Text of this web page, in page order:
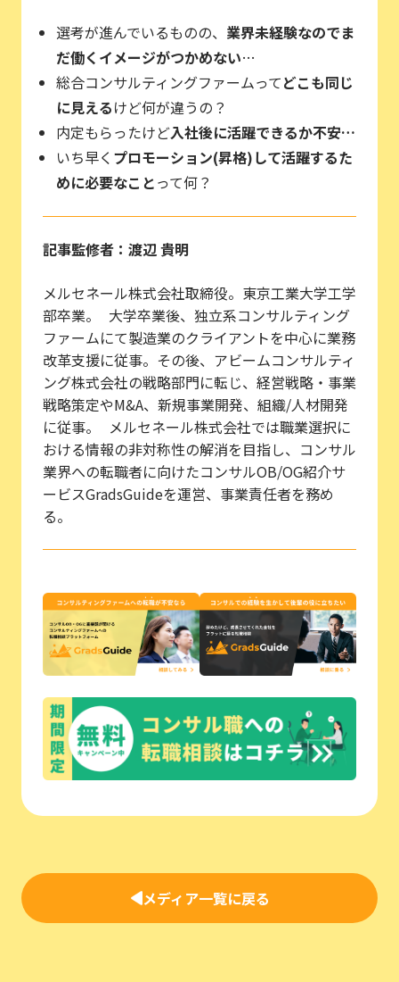
選考が進んでいるものの、 業界未経験なのでま
だ働くイメージがつかめない…
総合コンサルティングファームってどこも同じ
に見えるけど何が違うの？
内定もらったけど入社後に活躍できるか不安…
いち早く プロモーション(昇格)して活躍するた
めに必要なことって何？
記事監修者：渡辺 貴明
メルセネール株式会社取締役。東京工業大学工学
部卒業。 大学卒業後、独立系コンサルティング
ファームにて製造業のクライアントを中心に業務
改革支援に従事。その後、アビームコンサルティ
ング株式会社の戦略部門に転じ、経営戦略・事業
戦略策定やM&A、新規事業開発、組織/人材開発
に従事。 メルセネール株式会社では職業選択に
おける情報の非対称性の解消を目指し、コンサル
業界への転職者に向けたコンサルOB/OG紹介サ
ービスGradsGuideを運営、事業責任者を務め
る。
メディア一覧に戻る